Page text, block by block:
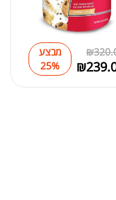
₪
₪
מבצע
25%